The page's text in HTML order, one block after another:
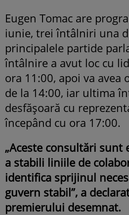
Eugen Tomac are
iunie, trei întâlniri una
principalele partide
întâlnire a avut loc cu
ora 11:00, apoi va avea
de la 14:00, iar ultima
desfășoară cu
începând cu ora 17:00.
„Aceste consultări sunt
a stabili liniile de
identifica sprijinul
guvern stabil”, a
premierului desemnat.